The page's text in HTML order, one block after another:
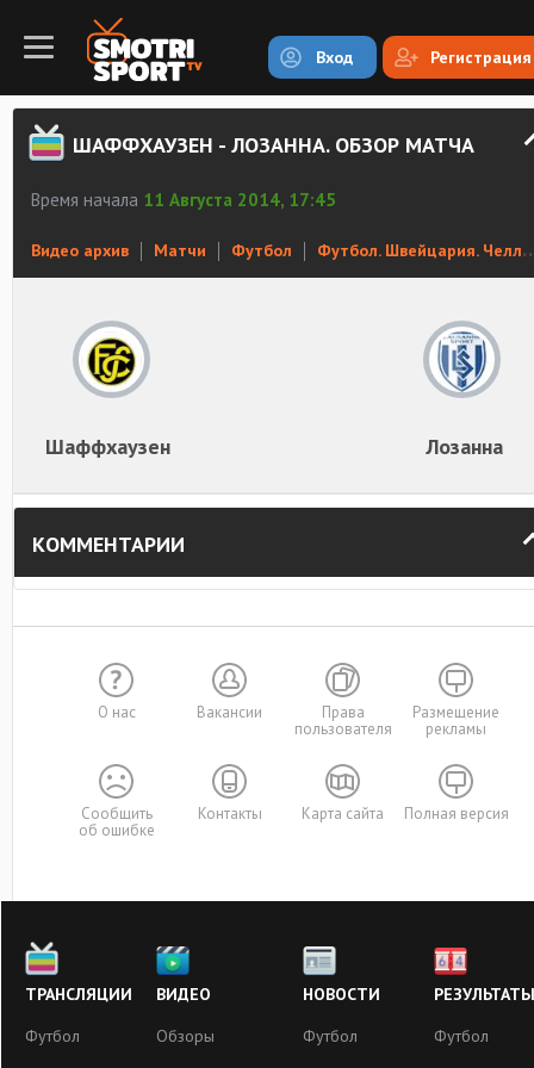
Вход Регистрация
ШАФФХАУЗЕН - ЛОЗАННА. ОБЗОР МАТЧА
Время начала 11 Августа 2014, 17:45
Видео архив Матчи Футбол Футбол. Швейцария. Челлендж лига
Шаффхаузен Лозанна
КОММЕНТАРИИ
О нас Вакансии
Права
пользователя
Размещение
рекламы
Сообщить
об ошибке
Контакты Карта сайта Полная версия
ТРАНСЛЯЦИИ
Футбол
ВИДЕО
Обзоры
НОВОСТИ
Футбол
РЕЗУЛЬТАТЫ
Футбол